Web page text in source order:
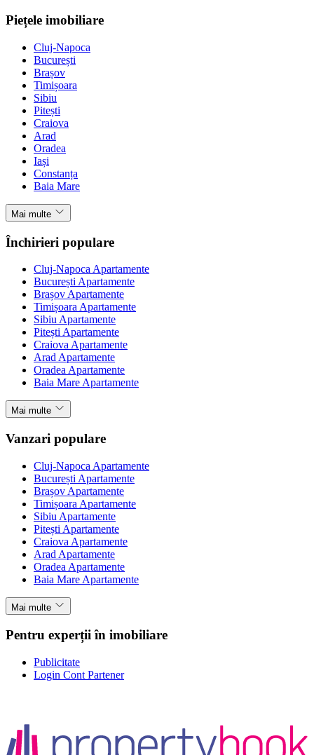
Piețele imobiliare
Cluj-Napoca
București
Brașov
Timișoara
Sibiu
Pitești
Craiova
Arad
Oradea
Iași
Constanța
Baia Mare
Mai multe
Închirieri populare
Cluj-Napoca Apartamente
București Apartamente
Brașov Apartamente
Timișoara Apartamente
Sibiu Apartamente
Pitești Apartamente
Craiova Apartamente
Arad Apartamente
Oradea Apartamente
Baia Mare Apartamente
Mai multe
Vanzari populare
Cluj-Napoca Apartamente
București Apartamente
Brașov Apartamente
Timișoara Apartamente
Sibiu Apartamente
Pitești Apartamente
Craiova Apartamente
Arad Apartamente
Oradea Apartamente
Baia Mare Apartamente
Mai multe
Pentru experții în imobiliare
Publicitate
Login Cont Partener